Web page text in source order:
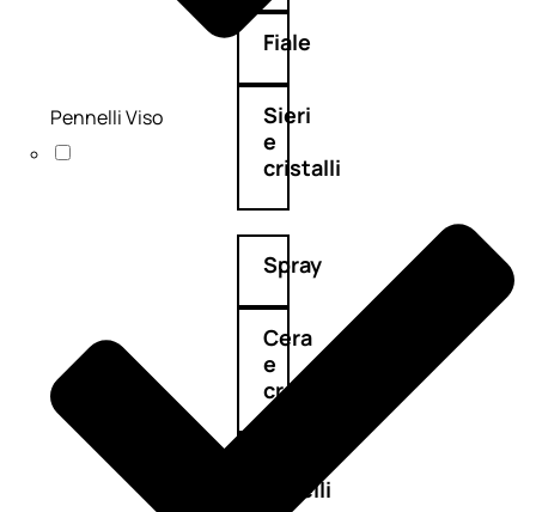
Fiale
Sieri
e
cristalli
Spray
Cera
e
crema
capelli
Pennelli Viso